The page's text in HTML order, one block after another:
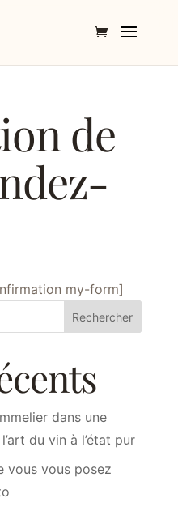
de
my-form]
Rechercher
dans une
du vin à l’état pur
vous vous posez